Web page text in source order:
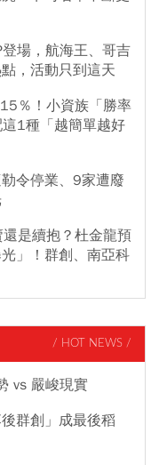
場，航海王、哥吉
，活動只到這天
％！小資族「勝率
1種「越簡單越好
令停業、9家遭廢
是續抱？杜金龍預
」！群創、南亞科
/ HOT NEWS /
vs 嚴峻現實
群創」成最後稻